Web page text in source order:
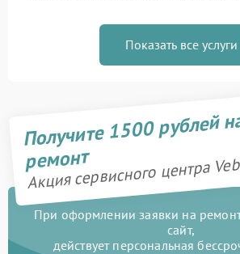
Показать все услуги
Получите 1500 рублей
ремонт
Акция сервисного центра
При оформлении заявки на
сайт,
действует персональная